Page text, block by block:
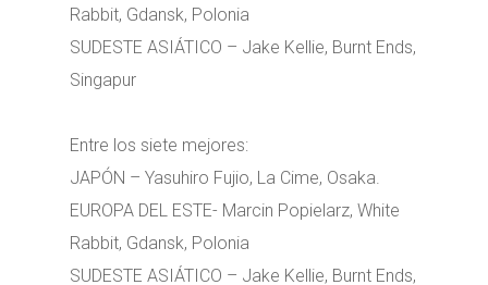
Rabbit, Gdansk, Polonia
SUDESTE ASIÁTICO – Jake Kellie, Burnt Ends,
Singapur
Entre los siete mejores:
JAPÓN – Yasuhiro Fujio, La Cime, Osaka.
EUROPA DEL ESTE- Marcin Popielarz, White
Rabbit, Gdansk, Polonia
SUDESTE ASIÁTICO – Jake Kellie, Burnt Ends,